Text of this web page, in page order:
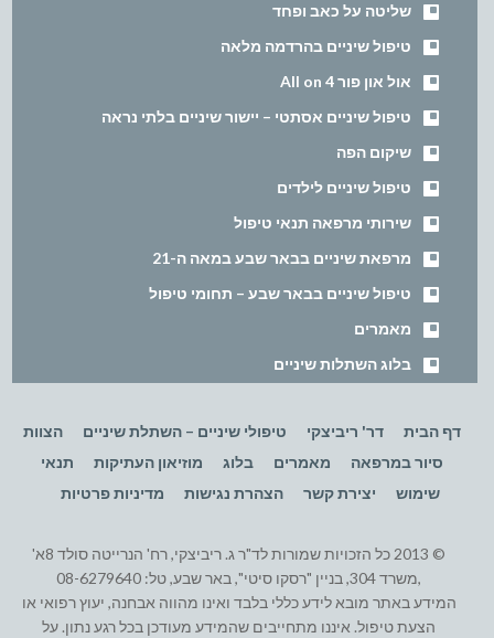
שליטה על כאב ופחד
טיפול שיניים בהרדמה מלאה
אול און פור All on 4
טיפול שיניים אסתטי – יישור שיניים בלתי נראה
שיקום הפה
טיפול שיניים לילדים
שירותי מרפאה תנאי טיפול
מרפאת שיניים בבאר שבע במאה ה-21
טיפול שיניים בבאר שבע – תחומי טיפול
מאמרים
בלוג השתלות שיניים
דף הבית דר' ריביצקי טיפולי שיניים – השתלת שיניים
הצוות
סיור במרפאה
מאמרים בלוג מוזיאון העתיקות
תנאי
שימוש
יצירת קשר הצהרת נגישות מדיניות פרטיות
© 2013 כל הזכויות שמורות לד"ר ג. ריביצקי, רח' הנרייטה סולד 8א'
,משרד 304, בניין "רסקו סיטי", באר שבע, טל: 08-6279640
המידע באתר מובא לידע כללי בלבד ואינו מהווה אבחנה, יעוץ רפואי או
הצעת טיפול. איננו מתחייבים שהמידע מעודכן בכל רגע נתון. על